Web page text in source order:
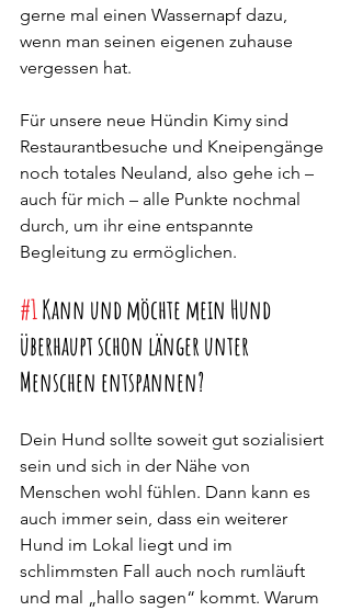
gerne mal einen Wassernapf dazu,
wenn man seinen eigenen zuhause
vergessen hat.
Für unsere neue Hündin Kimy sind
Restaurantbesuche und Kneipengänge
noch totales Neuland, also gehe ich –
auch für mich – alle Punkte nochmal
durch, um ihr eine entspannte
Begleitung zu ermöglichen.
#1 Kann und möchte mein Hund
überhaupt schon länger unter
Menschen entspannen?
Dein Hund sollte soweit gut sozialisiert
sein und sich in der Nähe von
Menschen wohl fühlen. Dann kann es
auch immer sein, dass ein weiterer
Hund im Lokal liegt und im
schlimmsten Fall auch noch rumläuft
und mal „hallo sagen“ kommt. Warum